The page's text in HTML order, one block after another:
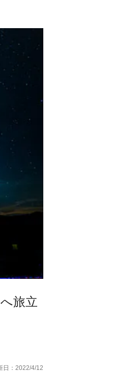
旅立
日： 2022/4/12